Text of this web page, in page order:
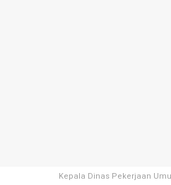
Kepala Dinas Pekerjaan